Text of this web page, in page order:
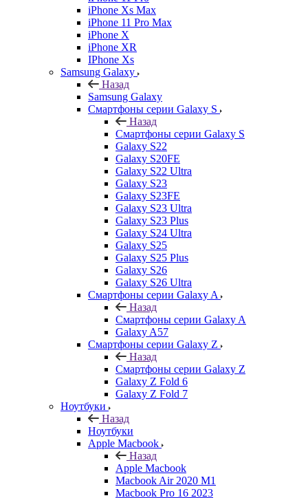
iPhone Xs Max
iPhone 11 Pro Max
iPhone X
iPhone XR
IPhone Xs
Samsung Galaxy
Назад
Samsung Galaxy
Смартфоны серии Galaxy S
Назад
Смартфоны серии Galaxy S
Galaxy S22
Galaxy S20FE
Galaxy S22 Ultra
Galaxy S23
Galaxy S23FE
Galaxy S23 Ultra
Galaxy S23 Plus
Galaxy S24 Ultra
Galaxy S25
Galaxy S25 Plus
Galaxy S26
Galaxy S26 Ultra
Смартфоны серии Galaxy A
Назад
Смартфоны серии Galaxy A
Galaxy A57
Смартфоны серии Galaxy Z
Назад
Смартфоны серии Galaxy Z
Galaxy Z Fold 6
Galaxy Z Fold 7
Ноутбуки
Назад
Ноутбуки
Apple Macbook
Назад
Apple Macbook
Macbook Air 2020 M1
Macbook Pro 16 2023